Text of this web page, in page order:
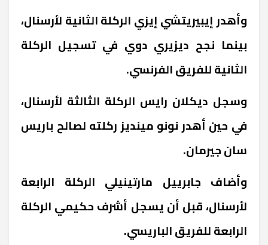
وأهدر إيبيريتشي إيزي الركلة الثانية لأرسنال،
بينما نجح ديزيري دوي في تسجيل الركلة
الثانية للفريق الفرنسي.
وسجل ديكلان رايس الركلة الثالثة لأرسنال،
في حين أهدر نونو مينديز ركلته لصالح باريس
سان جيرمان.
وأضاف جابرييل مارتينيلي الركلة الرابعة
لأرسنال، قبل أن يسجل أشرف حكيمي الركلة
الرابعة للفريق الباريسي.